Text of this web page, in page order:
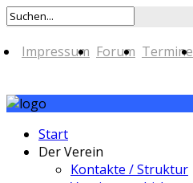
Impressum Forum Termine
Start
Der Verein
Kontakte / Struktur